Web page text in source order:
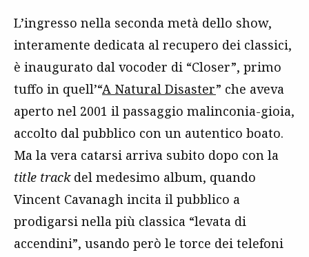
L’ingresso nella seconda metà dello show,
interamente dedicata al recupero dei classici,
è inaugurato dal vocoder di “Closer”, primo
tuffo in quell’“A Natural Disaster” che aveva
aperto nel 2001 il passaggio malinconia-gioia,
accolto dal pubblico con un autentico boato.
Ma la vera catarsi arriva subito dopo con la
title trackdel medesimo album, quando
Vincent Cavanagh incita il pubblico a
prodigarsi nella più classica “levata di
accendini”, usando però le torce dei telefoni